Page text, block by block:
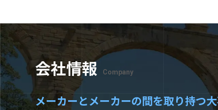
会社情報 Company
メーカーとメーカーの間を取り持つ